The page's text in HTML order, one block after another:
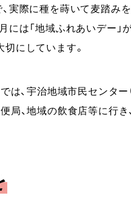
実際に種を蒔いて麦踏みを
は「地域ふれあいデー」
にしています。
は、宇治地域市民センター
局、地域の飲食店等に行き